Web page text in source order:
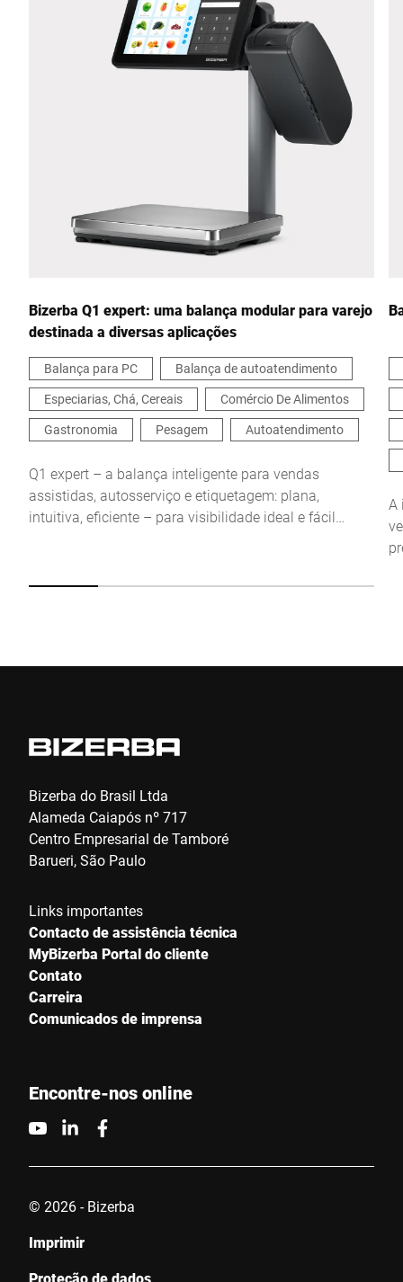
Sua mensagem para nós *
Confirmo que concordo com o uso dos meus dados para
processar essa solicitação Informações adicionais podem ser
encontradas noDeclaração de proteção de dados*
Anti-Robot Verification
Click to start verification
Bizerba Q1 expert: uma balança modular para varejo
destinada a diversas aplicações
Balança para PC
Balança de autoatendimento
Especiarias, Chá, Cereais
Comércio De Alimentos
Gastronomia
Pesagem Autoatendimento
Q1 expert – a balança inteligente para vendas
assistidas, autosserviço e etiquetagem: plana,
intuitiva, eficiente – para visibilidade ideal e fácil
A
Bizerba do Brasil Ltda
Alameda Caiapós nº 717
Centro Empresarial de Tamboré
Barueri, São Paulo
Links importantes
Contacto de assistência técnica
MyBizerba Portal do cliente
Contato
Carreira
Comunicados de imprensa
Encontre-nos online
© 2026 - Bizerba
Imprimir
Proteção de dados